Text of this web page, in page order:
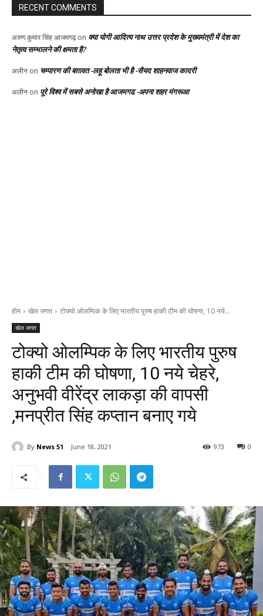
RECENT COMMENTS
अरुण कुमार सिंह आजमगढ़on क्या योगी आदित्य नाथ उत्तर प्रदेश के मुख्यमंत्री में देश का
नेतृत्व सम्भालने की क्षमता है?
अलीन on चम्पारण की बग़ावत -लहू बोलता भी है -सैयद शाहनवाज कादरी
अलीन on पूरे विश्व में सबसे अनोखा है आजमगढ -अपना शहर मंगरूआ